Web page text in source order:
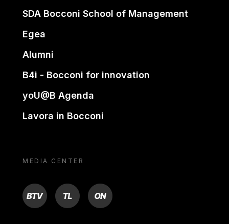
SDA Bocconi School of Management
Egea
Alumni
B4i - Bocconi for innovation
yoU@B Agenda
Lavora in Bocconi
MEDIA CENTER
BTV TL ON